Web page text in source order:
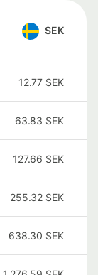
SEK
12.77 SEK
63.83 SEK
127.66 SEK
255.32 SEK
638.30 SEK